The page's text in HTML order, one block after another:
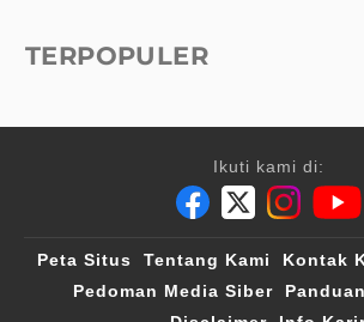
TERPOPULER
Ikuti kami di:
Peta Situs Tentang Kami Kontak
Pedoman Media Siber